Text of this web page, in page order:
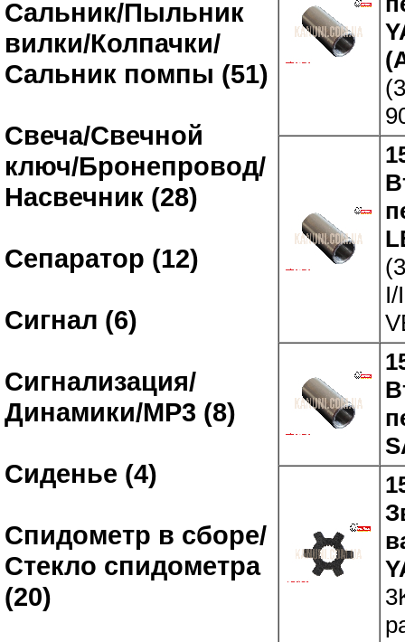
Сальник/Пыльник
вилки/Колпачки/
Сальник помпы (51)
Свеча/Свечной
ключ/Бронепровод/
Насвечник (28)
Сепаратор (12)
Сигнал (6)
Сигнализация/
Динамики/MP3 (8)
Сиденье (4)
Спидометр в сборе/
Стекло спидометра
(20)
I/